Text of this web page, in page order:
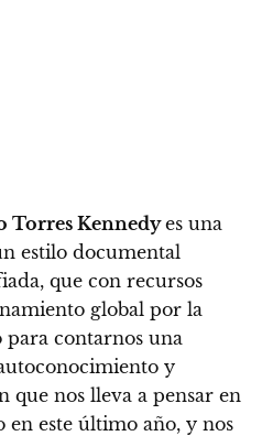
Torres Kennedyes una
estilo documental
que con recursos
global por la
contarnos una
y
que nos lleva a pensar en
este último año, y nos